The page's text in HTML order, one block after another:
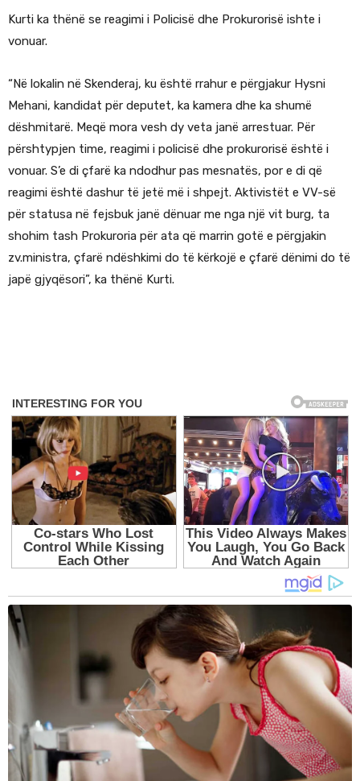
Kurti ka thënë se reagimi i Policisë dhe Prokurorisë ishte i
vonuar.
“Në lokalin në Skenderaj, ku është rrahur e përgjakur Hysni
Mehani, kandidat për deputet, ka kamera dhe ka shumë
dëshmitarë. Meqë mora vesh dy veta janë arrestuar. Për
përshtypjen time, reagimi i policisë dhe prokurorisë është i
vonuar. S’e di çfarë ka ndodhur pas mesnatës, por e di që
reagimi është dashur të jetë më i shpejt. Aktivistët e VV-së
për statusa në fejsbuk janë dënuar me nga një vit burg, ta
shohim tash Prokuroria për ata që marrin gotë e përgjakin
zv.ministra, çfarë ndëshkimi do të kërkojë e çfarë dënimi do të
japë gjyqësori”, ka thënë Kurti.